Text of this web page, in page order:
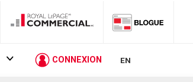
CONNEXION EN